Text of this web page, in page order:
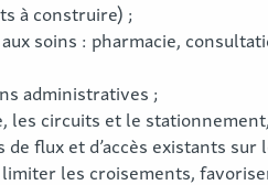
à construire) ;
soins : pharmacie,
administratives ;
les circuits et le
flux et d’accès existants
les croisements,